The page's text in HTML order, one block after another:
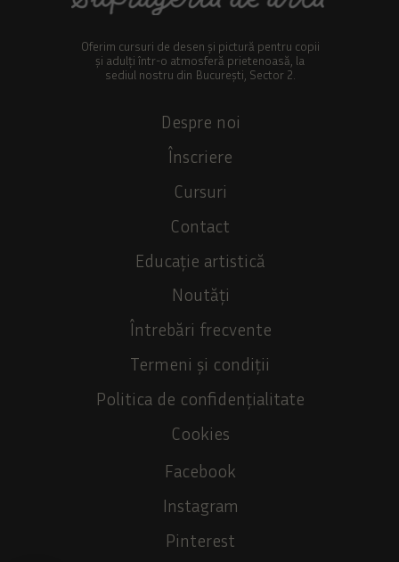
Oferim cursuri de desen și pictură pentru copii
și adulți într-o atmosferă prietenoasă, la
sediul nostru din București, Sector 2.
Noutăți
Întrebări frecvente
Termeni și condiții
Politica de confidențialitate
Cookies
Facebook
Instagram
Pinterest
Despre noi
Înscriere
Cursuri
Contact
Educație artistică